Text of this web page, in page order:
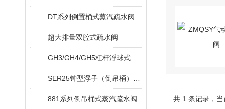
DT系列倒置桶式蒸汽疏水阀
超大排量双腔式疏水阀
881系列倒吊桶式蒸汽疏水阀 共 1 条记录，